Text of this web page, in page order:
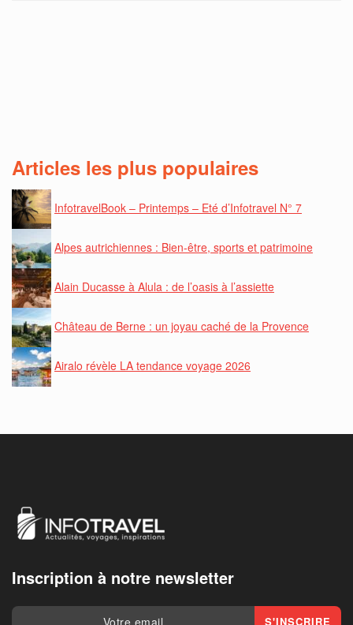
Articles les plus populaires
InfotravelBook – Printemps – Eté d’Infotravel N° 7
Alpes autrichiennes : Bien-être, sports et patrimoine
Alain Ducasse à Alula : de l’oasis à l’assiette
Château de Berne : un joyau caché de la Provence
Airalo révèle LA tendance voyage 2026
Inscription à notre newsletter